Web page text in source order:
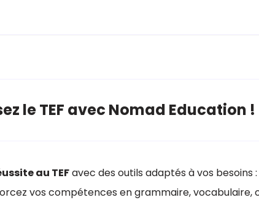
le TEF avec Nomad Education !
au TEFavec des outils adaptés à vos besoins :
vos compétences en grammaire, vocabulaire,